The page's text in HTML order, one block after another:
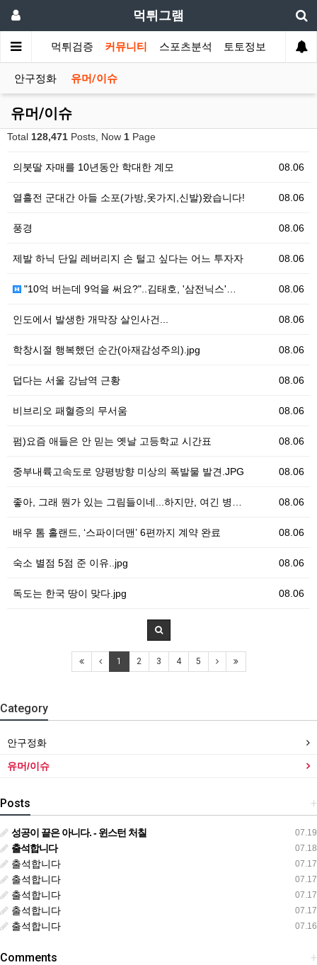
먹튀그램
먹튀검증 커뮤니티 스포츠분석 토토정보
안구정화 유머/이슈
유머/이슈
Total 128,471 Posts, Now 1 Page
08.06
의붓딸 자매를 10년동안 학대한 계모
08.06
열흘전 군대간 아들 소포(가방,옷가지,신발)왔습니다!
08.06
풍경
08.06
제발 하닉 단일 레버리지 손 털고 싶다는 어느 투자자
08.06
"10억 버는데 9억을 써요?"..김태호, '삼전닉스'…
08.06
인도에서 발생한 개막장 살인사건...
08.06
학창시절 행복했던 순간(아재감성주의).jpg
08.06
덥다는 서울 강남역 근황
08.06
비브리오 패혈증의 무서움
08.06
펌)요즘 애들은 안 믿는 옛날 고등학교 시간표
08.06
중부내륙고속도로 양평방향 미상의 폭발물 발견.JPG
08.06
좋아, 그래 뭔가 있는 그림들이네...하지만, 여긴 병…
08.06
배우 톰 홀랜드, ‘스파이더맨’ 6편까지 계약 완료
08.06
숙소 별점 5점 준 이유..jpg
08.06
독도는 한국 땅이 맞다.jpg
1 2 3 4 5
Category
안구정화
유머/이슈
+
Posts
07.19
성공이 끝은 아니다. - 윈스턴 처칠
07.18
출석합니다
07.17
출석합니다
07.17
출석합니다
07.17
출석합니다
07.17
출석합니다
07.16
출석합니다
+
Comments